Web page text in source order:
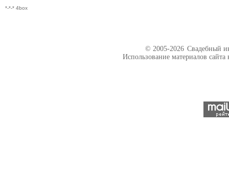
*-*-* 4box
© 2005-2026 Свадебный
Использование материалов